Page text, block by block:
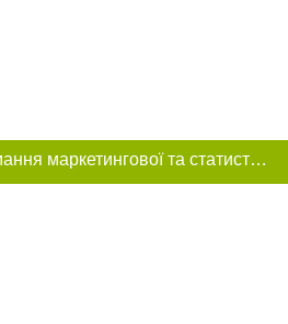
Цей сайт використовує «cookies». Також веб-сайт використовує інтернет-сервіс для збору технічних даних стосовно відвідувачів з метою отримання маркетингової та статистичної інформації. Умови обробки даних відвідувачів сайту див.